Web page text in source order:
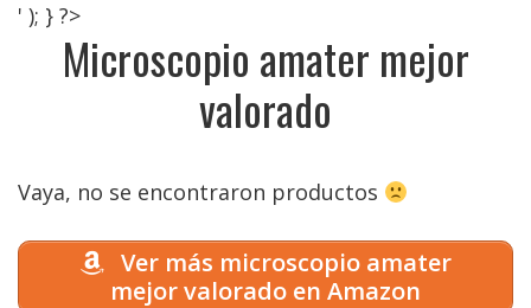
' ); } ?>
Microscopio amater mejor
valorado
Vaya, no se encontraron productos
Ver más microscopio amater
mejor valorado en Amazon